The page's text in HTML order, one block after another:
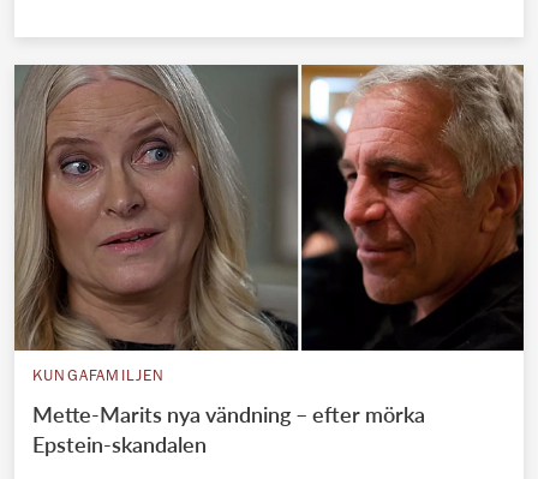
KUNGAFAMILJEN
Mette-Marits nya vändning – efter mörka
Epstein-skandalen